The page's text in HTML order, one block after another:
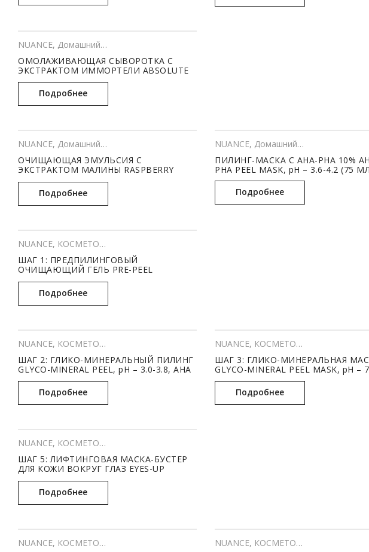
NUANCE, Домашний уход
ОМОЛАЖИВАЮЩАЯ СЫВОРОТКА С
ЭКСТРАКТОМ ИММОРТЕЛИ ABSOLUTE
IMMORTELLE (30 МЛ)
Подробнее
NUANCE, Домашний уход
ОЧИЩАЮЩАЯ ЭМУЛЬСИЯ С
ЭКСТРАКТОМ МАЛИНЫ RASPBERRY
CLEANSING EMULSION, pH – 4.0-5.0 (300
Подробнее
NUANCE, Домашний уход
ПИЛИНГ-МАСКА С AHA-PHA 10%
PHA PEEL MASK, рН – 3.6-4.2 (75
Подробнее
NUANCE, КОСМЕТОЛОГИЯ
ШАГ 1: ПРЕДПИЛИНГОВЫЙ
ОЧИЩАЮЩИЙ ГЕЛЬ PRE-PEEL
CLEANSER, pH – 4.0-5.0 300 МЛ
Подробнее
NUANCE, КОСМЕТОЛОГИЯ
Профессиональный уход
ШАГ 2: ГЛИКО-МИНЕРАЛЬНЫЙ ПИЛИНГ
GLYCO-MINERAL PEEL, pH – 3.0-3.8, AHA
– 15,4%, BHA – 0,7%, PHA – 4% (100 МЛ)
Подробнее
NUANCE, КОСМЕТОЛОГИЯ
ШАГ 3: ГЛИКО-МИНЕРАЛЬНАЯ
GLYCO-MINERAL PEEL MASK, pH –
(250 МЛ)
Подробнее
NUANCE, КОСМЕТОЛОГИЯ
ШАГ 5: ЛИФТИНГОВАЯ МАСКА-БУСТЕР
ДЛЯ КОЖИ ВОКРУГ ГЛАЗ EYES-UP
BOOSTER MASK (75 МЛ)
Подробнее
NUANCE, КОСМЕТОЛОГИЯ
Профессиональный уходNUANCE, КОСМЕТОЛОГИЯ